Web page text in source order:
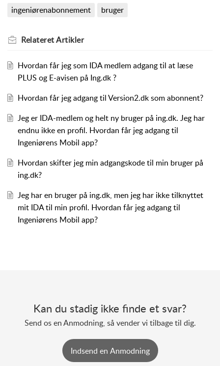
ingeniørenabonnement bruger
RelateretArtikler
Hvordan får jeg som IDA medlem adgang til at læse
PLUS og E-avisen på Ing.dk ?
Hvordan får jeg adgang til Version2.dk som abonnent?
Jeg er IDA-medlem og helt ny bruger på ing.dk. Jeg har
endnu ikke en profil. Hvordan får jeg adgang til
Ingeniørens Mobil app?
Hvordan skifter jeg min adgangskode til min bruger på
ing.dk?
Jeg har en bruger på ing.dk, men jeg har ikke tilknyttet
mit IDA til min profil. Hvordan får jeg adgang til
Ingeniørens Mobil app?
Kan du stadig ikke finde et svar?
Send os en Anmodning, så vender vi tilbage til dig.
Indsend en Anmodning